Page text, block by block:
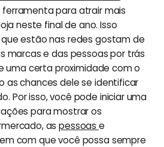
para atrair mais
neste final de ano. Isso
estão nas redes gostam de
marcas e das pessoas por trás
uma certa proximidade com o
as chances dele se identificar
Por isso, você pode iniciar uma
para mostrar os
aspessoas e
com que você possa sempre